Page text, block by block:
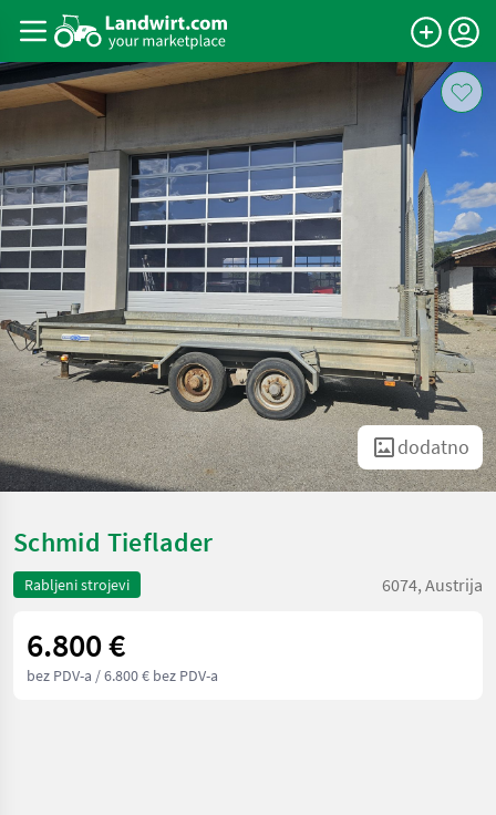
dodatno
Schmid Tieflader
Rabljeni strojevi 6074, Austrija
6.800 €
bez PDV-a / 6.800 € bez PDV-a